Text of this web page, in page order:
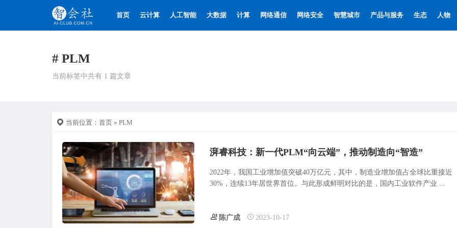
首页 云计算 人工智能 大数据 计算 网络通信 网络安全 智慧城市 产品与服务 生态 人物
# PLM
当前标签中共有 1 篇文章
当前位置： 首页 » PLM
湃睿科技：新一代PLM“向云端”，推动制造向“智造”
2022年，我国工业增加值突破40万亿元，其中，制造业增加值占全球比重接近
30%，连续13年居世界首位。与此形成鲜明对比的是，国内工业软件产业 ...
陈广成 2023-10-17